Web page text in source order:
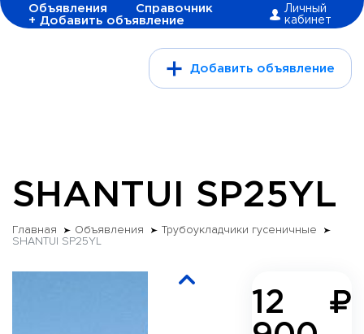
Объявления
Справочник
+ Добавить объявление
Личный
кабинет
Добавить объявление
SHANTUI SP25YL
Главная Объявления
Трубоукладчики гусеничные
SHANTUI SP25YL
12